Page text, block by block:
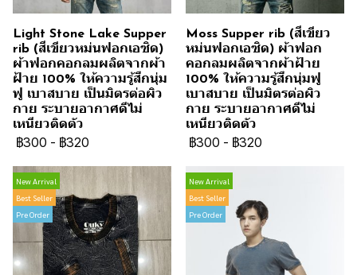
Light Stone Lake Supper
rib (สีเขียวหม่นฟอกเอซิด)
ผ้าฟอกคอกลมผลิตจากผ้า
ฝ้าย 100% ให้ความรู้สึกนุ่ม
ฟู เบาสบาย เป็นมิตรต่อผิว
กาย ระบายอากาศดีไม่
เหนียวติดตัว
฿300 - ฿320
Moss Supper rib (สีเขียว
หม่นฟอกเอซิด) ผ้าฟอก
คอกลมผลิตจากผ้าฝ้าย
100% ให้ความรู้สึกนุ่มฟู
เบาสบาย เป็นมิตรต่อผิว
กาย ระบายอากาศดีไม่
เหนียวติดตัว
฿300 - ฿320
New Arrival
Best Seller
Pre Order
New Arrival
Best Seller
Pre Order